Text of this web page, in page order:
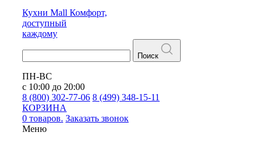
Кухни Mall Комфорт,
доступный
каждому
Поиск
ПН-ВС
с 10:00 до 20:00
8 (800) 302-77-06 8 (499) 348-15-11
КОРЗИНА
0 товаров. Заказать звонок
Меню